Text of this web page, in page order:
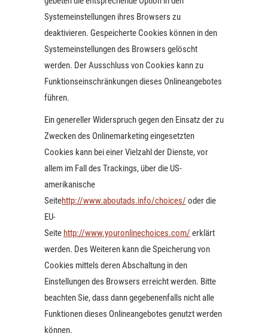
Systemeinstellungen ihres Browsers zu
deaktivieren. Gespeicherte Cookies können in den
Systemeinstellungen des Browsers gelöscht
werden. Der Ausschluss von Cookies kann zu
Funktionseinschränkungen dieses Onlineangebotes
führen.
Ein genereller Widerspruch gegen den Einsatz der zu
Zwecken des Onlinemarketing eingesetzten
Cookies kann bei einer Vielzahl der Dienste, vor
allem im Fall des Trackings, über die US-
amerikanische
Seitehttp://www.aboutads.info/choices/ oder die
EU-
Seite http://www.youronlinechoices.com/ erklärt
werden. Des Weiteren kann die Speicherung von
Cookies mittels deren Abschaltung in den
Einstellungen des Browsers erreicht werden. Bitte
beachten Sie, dass dann gegebenenfalls nicht alle
Funktionen dieses Onlineangebotes genutzt werden
können.